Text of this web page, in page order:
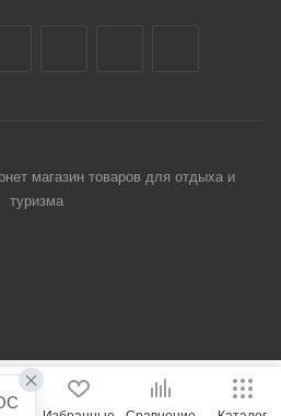
магазин товаров для отдыха и
туризма